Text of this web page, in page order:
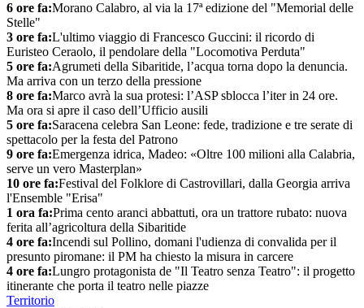
6 ore fa:Morano Calabro, al via la 17ª edizione del "Memorial delle
Stelle"
3 ore fa:L'ultimo viaggio di Francesco Guccini: il ricordo di
Euristeo Ceraolo, il pendolare della "Locomotiva Perduta"
5 ore fa:Agrumeti della Sibaritide, l’acqua torna dopo la denuncia.
Ma arriva con un terzo della pressione
8 ore fa:Marco avrà la sua protesi: l’ASP sblocca l’iter in 24 ore.
Ma ora si apre il caso dell’Ufficio ausili
5 ore fa:Saracena celebra San Leone: fede, tradizione e tre serate di
spettacolo per la festa del Patrono
9 ore fa:Emergenza idrica, Madeo: «Oltre 100 milioni alla Calabria,
serve un vero Masterplan»
10 ore fa:Festival del Folklore di Castrovillari, dalla Georgia arriva
l'Ensemble "Erisa"
1 ora fa:Prima cento aranci abbattuti, ora un trattore rubato: nuova
ferita all’agricoltura della Sibaritide
4 ore fa:Incendi sul Pollino, domani l'udienza di convalida per il
presunto piromane: il PM ha chiesto la misura in carcere
4 ore fa:Lungro protagonista de "Il Teatro senza Teatro": il progetto
itinerante che porta il teatro nelle piazze
Territorio